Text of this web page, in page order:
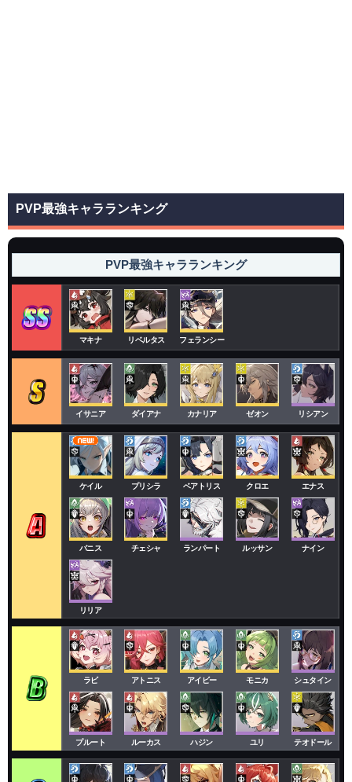
PVP最強キャラランキング
PVP最強キャラランキング
マキナ リベルタス フェランシー
イサニア ダイアナ カナリア ゼオン リシアン
ケイル プリシラ ベアトリス クロエ エナス
バニス チェシャ ランパート ルッサン ナイン
リリア
ラビ アトニス アイビー モニカ シュタイン
プルート ルーカス ハジン ユリ テオドール